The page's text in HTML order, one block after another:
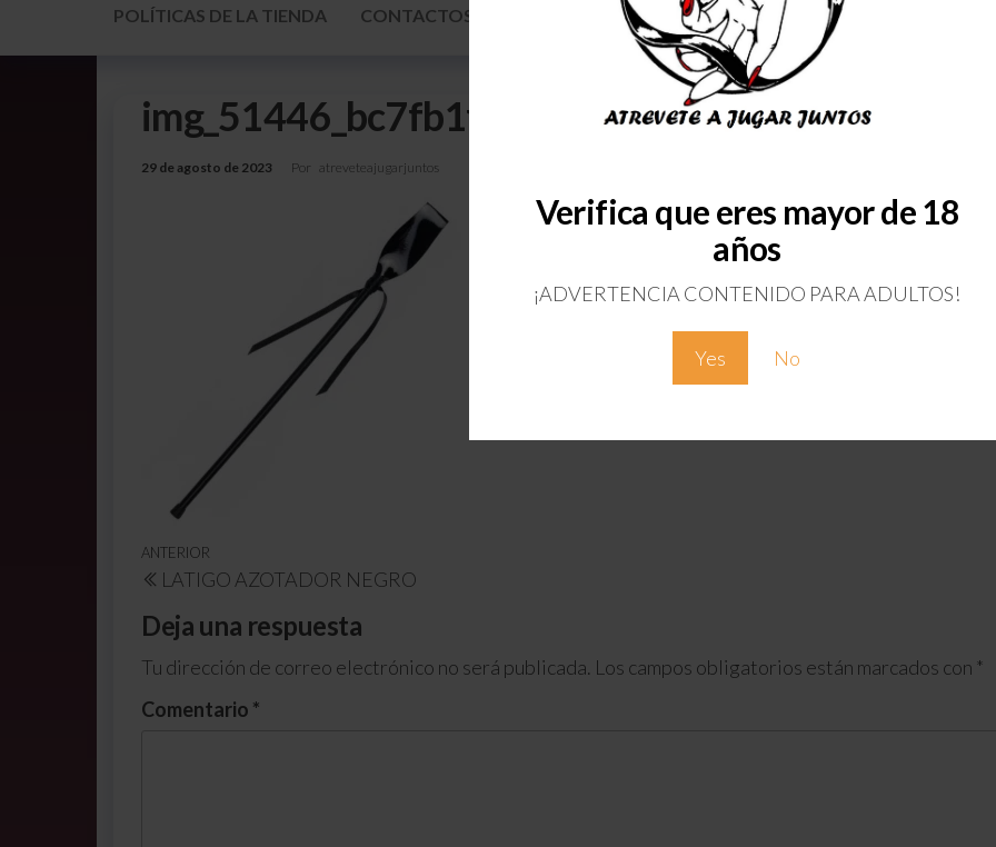
Verifica que eres mayor de 18
años
¡ADVERTENCIA CONTENIDO PARA ADULTOS!
Yes No
POLÍTICAS DE LA TIENDA CONTACTOS Y CONSULTAS SERVICIOS
29 de agosto de 2023 Por atreveteajugarjuntos
ANTERIOR
LATIGO AZOTADOR NEGRO
Deja una respuesta
Tu dirección de correo electrónico no será publicada. Los campos obligatorios están marcados con *
Comentario *